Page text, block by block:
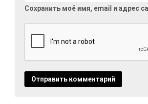
Сохранить моё имя, email и адрес